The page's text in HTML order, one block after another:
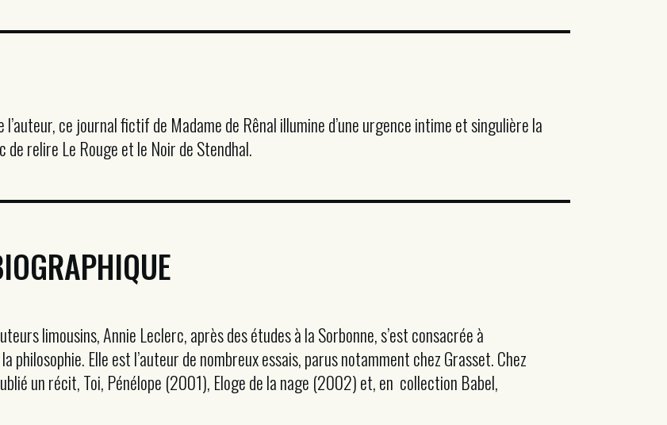
ce journal fictif de Madame de Rênal illumine d’une urgence intime et singulière la
relire Le Rouge et le Noir de Stendhal.
limousins, Annie Leclerc, après des études à la Sorbonne, s’est consacrée à
philosophie. Elle est l’auteur de nombreux essais, parus notamment chez Grasset. Chez
un récit, Toi, Pénélope (2001), Eloge de la nage (2002) et, en collection Babel,